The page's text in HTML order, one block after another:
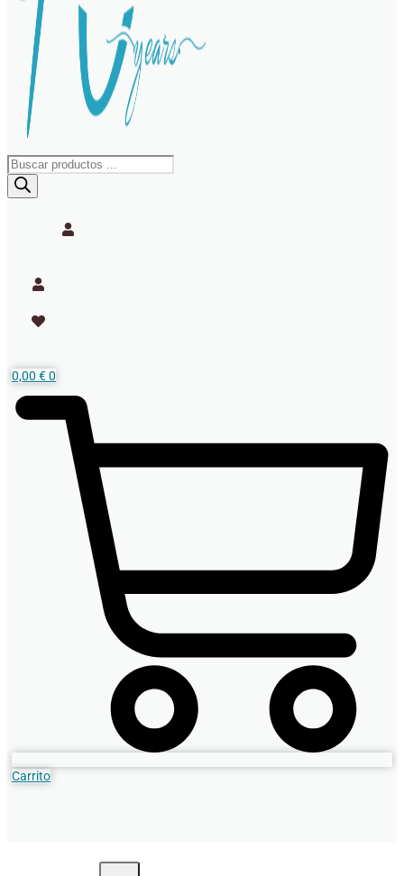
Búsqueda
de
productos
0,00 €0
Carrito